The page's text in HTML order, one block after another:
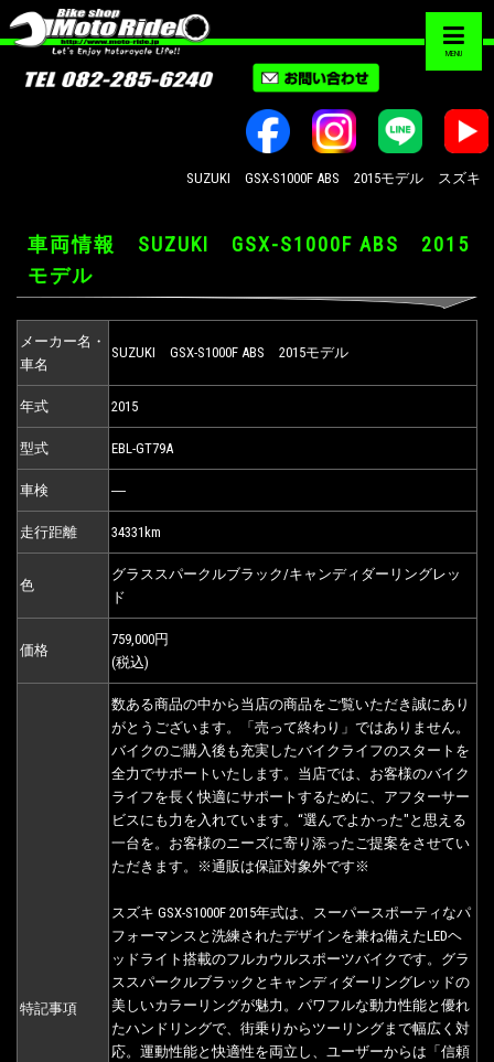
MENU
SUZUKI GSX-S1000F ABS 2015モデル スズキ
車両情報 SUZUKI GSX-S1000F ABS 2015
モデル
メーカー名・
車名
SUZUKI GSX-S1000F ABS 2015モデル
年式 2015
型式 EBL-GT79A
車検 ―
走行距離 34331km
色
グラススパークルブラック/キャンディダーリングレッ
ド
価格
759,000円
(税込)
特記事項
数ある商品の中から当店の商品をご覧いただき誠にあり
がとうございます。「売って終わり」ではありません。
バイクのご購入後も充実したバイクライフのスタートを
全力でサポートいたします。当店では、お客様のバイク
ライフを長く快適にサポートするために、アフターサー
ビスにも力を入れています。“選んでよかった"と思える
一台を。お客様のニーズに寄り添ったご提案をさせてい
ただきます。※通販は保証対象外です※
スズキ GSX-S1000F 2015年式は、スーパースポーティなパ
フォーマンスと洗練されたデザインを兼ね備えたLEDヘ
ッドライト搭載のフルカウルスポーツバイクです。グラ
ススパークルブラックとキャンディダーリングレッドの
美しいカラーリングが魅力。パワフルな動力性能と優れ
たハンドリングで、街乗りからツーリングまで幅広く対
応。運動性能と快適性を両立し、ユーザーからは「信頼